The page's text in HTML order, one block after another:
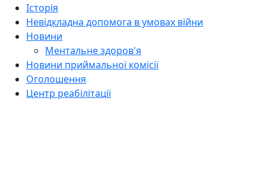
Історія
Невідкладна допомога в умовах війни
Новини
Ментальне здоров'я
Новини приймальної комісії
Оголошення
Центр реабілітації